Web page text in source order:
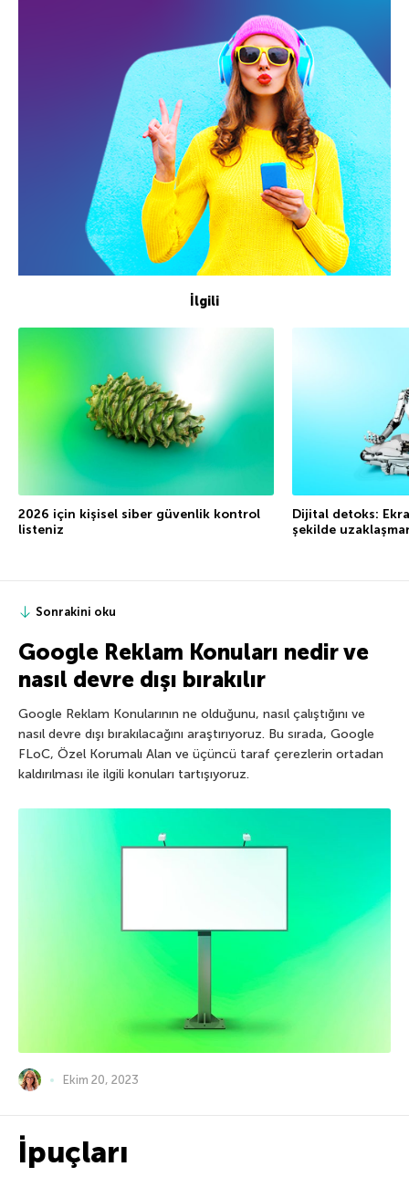
İlgili
2026 için kişisel siber güvenlik kontrol
listeniz
Dijital detoks:
şekilde
Sonrakini oku
Google Reklam Konuları nedir ve
nasıl devre dışı bırakılır
Google Reklam Konularının ne olduğunu, nasıl çalıştığını ve
nasıl devre dışı bırakılacağını araştırıyoruz. Bu sırada, Google
FLoC, Özel Korumalı Alan ve üçüncü taraf çerezlerin ortadan
kaldırılması ile ilgili konuları tartışıyoruz.
Ekim 20, 2023
İpuçları